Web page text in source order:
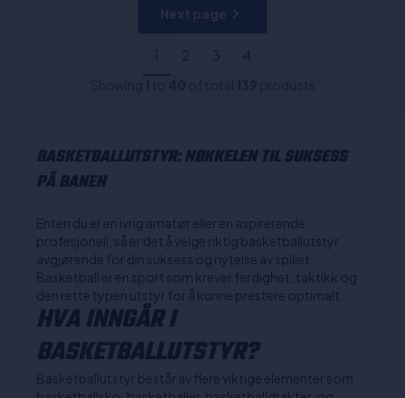
1 2 3
4
BASKETBALLUTSTYR: NØKKELEN TIL SUKSESS
PÅ BANEN
Enten du er en ivrig amatør eller en aspirerende
profesjonell, så er det å velge riktig basketballutstyr
avgjørende for din suksess og nytelse av spillet.
Basketball er en sport som krever ferdighet, taktikk og
den rette typen utstyr for å kunne prestere optimalt.
HVA INNGÅR I
BASKETBALLUTSTYR?
Basketballutstyr består av flere viktige elementer som